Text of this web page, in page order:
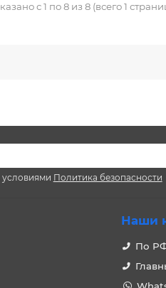
с 1 по 8 из 8 (всего 1
условиями Политика безопасности
Наши
По